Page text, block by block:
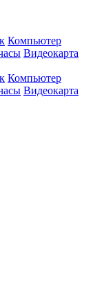
Компьютер
Видеокарта
Компьютер
Видеокарта